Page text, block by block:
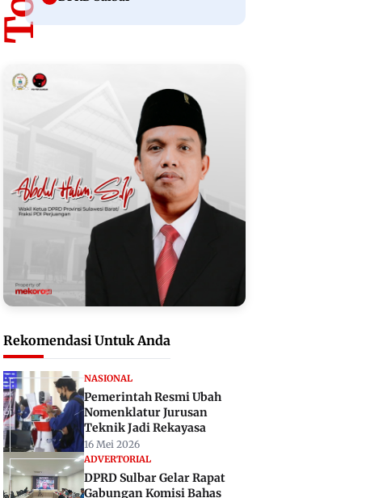
Rekomendasi Untuk Anda
NASIONAL
Pemerintah Resmi Ubah
Nomenklatur Jurusan
Teknik Jadi Rekayasa
16 Mei 2026
ADVERTORIAL
DPRD Sulbar Gelar Rapat
Gabungan Komisi Bahas